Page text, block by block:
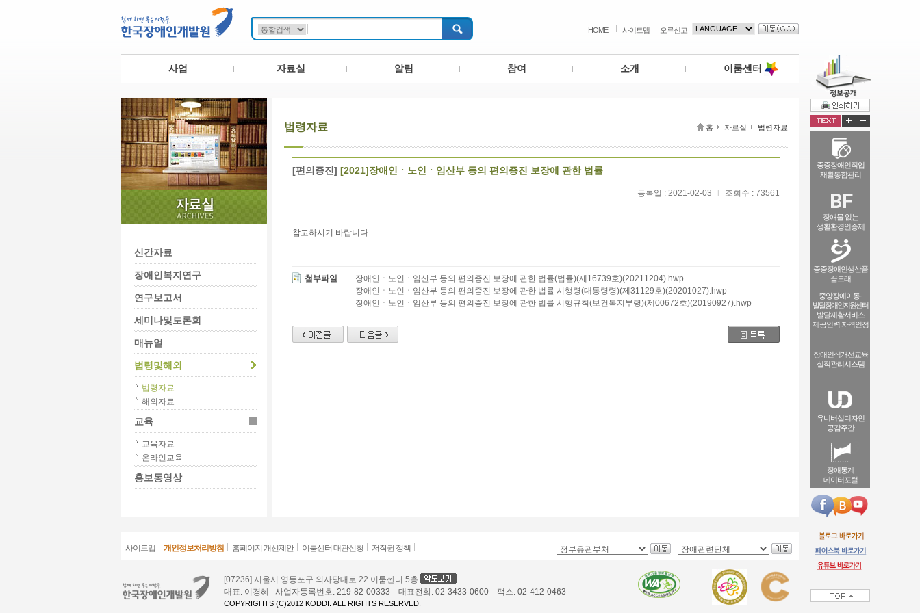
HOME 사이트맵 오류신고
사업 자료실 알림 참여 소개 이룸센터
신간자료
장애인복지연구
연구보고서
세미나및토론회
매뉴얼
법령및해외
법령자료
해외자료
교육
교육자료
온라인교육
홍보동영상
법령자료 홈 자료실 법령자료
[편의증진] [2021]장애인ㆍ노인ㆍ임산부 등의 편의증진 보장에 관한 법률
등록일 : 2021-02-03 조회수 : 73561
참고하시기 바랍니다.
첨부파일
장애인ㆍ노인ㆍ임산부 등의 편의증진 보장에 관한 법률(법률)(제16739호)(20211204).hwp
장애인ㆍ노인ㆍ임산부 등의 편의증진 보장에 관한 법률 시행령(대통령령)(제31129호)(20201027).hwp
장애인ㆍ노인ㆍ임산부 등의 편의증진 보장에 관한 법률 시행규칙(보건복지부령)(제00672호)(20190927).hwp
사이트맵 개인정보처리방침 홈페이지 개선제안 이룸센터 대관신청 저작권 정책
[07236] 서울시 영등포구 의사당대로 22 이룸센터 5층
대표: 이경혜 사업자등록번호: 219-82-00333 대표전화: 02-3433-0600 팩스: 02-412-0463
COPYRIGHTS (C)2012 KODDI. ALL RIGHTS RESERVED.
중증장애인직업
재활통합관리
장애물 없는
생활환경인증제
중증장애인생산품
꿈드래
중앙장애아동·
발달장애인지원센터
발달재활서비스
제공인력 자격인정
장애인식개선교육
실적관리시스템
유니버설디자인
공감주간
장애통계
데이터포털